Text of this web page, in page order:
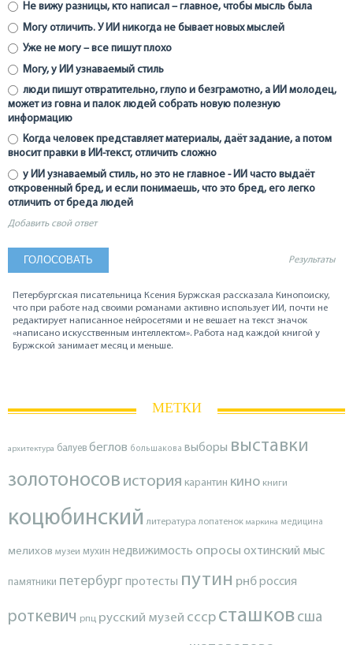
Не вижу разницы, кто написал – главное, чтобы мысль была
Могу отличить. У ИИ никогда не бывает новых мыслей
Уже не могу – все пишут плохо
Могу, у ИИ узнаваемый стиль
люди пишут отвратительно, глупо и безграмотно, а ИИ молодец,
может из говна и палок людей собрать новую полезную
информацию
Когда человек представляет материалы, даёт задание, а потом
вносит правки в ИИ-текст, отличить сложно
у ИИ узнаваемый стиль, но это не главное - ИИ часто выдаёт
откровенный бред, и если понимаешь, что это бред, его легко
отличить от бреда людей
Добавить свой ответ
Результаты
Петербургская писательница Ксения Буржская рассказала Кинопоиску,
что при работе над своими романами активно использует ИИ, почти не
редактирует написанное нейросетями и не вешает на текст значок
«написано искусственным интеллектом». Работа над каждой книгой у
Буржской занимает месяц и меньше.
МЕТКИ
архитектура балуев беглов большакова выборы выставки
золотоносов история карантин кино книги
коцюбинский литература лопатенок маркина медицина
мелихов музеи мухин недвижимость опросы охтинский мыс
памятники петербургпротесты путин рнброссия
роткевич рпц русский музей ссср сташков сша